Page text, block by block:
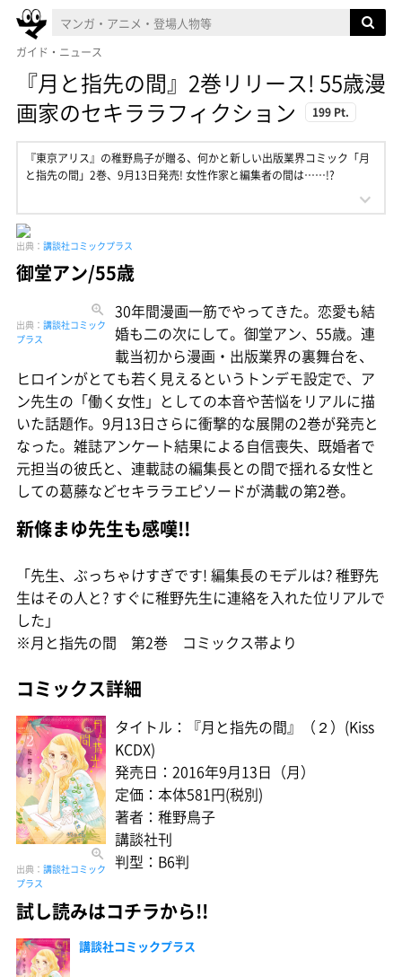
ガイド・ニュース
『月と指先の間』2巻リリース! 55歳漫
画家のセキララフィクション
199 Pt.
『東京アリス』の稚野鳥子が贈る、何かと新しい出版業界コミック「月
と指先の間」2巻、9月13日発売! 女性作家と編集者の間は……!?
出典： 講談社コミックプラス
御堂アン/55歳
出典： 講談社コミック
プラス
30年間漫画一筋でやってきた。恋愛も結
婚も二の次にして。御堂アン、55歳。連
載当初から漫画・出版業界の裏舞台を、
ヒロインがとても若く見えるというトンデモ設定で、ア
ン先生の「働く女性」としての本音や苦悩をリアルに描
いた話題作。9月13日さらに衝撃的な展開の2巻が発売と
なった。雑誌アンケート結果による自信喪失、既婚者で
元担当の彼氏と、連載誌の編集長との間で揺れる女性と
しての葛藤などセキララエピソードが満載の第2巻。
新條まゆ先生も感嘆!!
「先生、ぶっちゃけすぎです! 編集長のモデルは? 稚野先
生はその人と? すぐに稚野先生に連絡を入れた位リアルで
した」
※月と指先の間 第2巻 コミックス帯より
コミックス詳細
出典： 講談社コミック
プラス
タイトル：『月と指先の間』（２）(Kiss
KCDX)
発売日：2016年9月13日（月）
定価：本体581円(税別)
著者：稚野鳥子
講談社刊
判型：B6判
試し読みはコチラから!!
講談社コミックプラス